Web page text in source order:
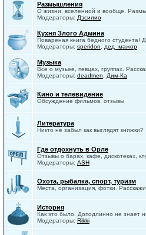
Размышления
О жизни, вселенной и вообще.
Модераторы: Дэсилио
Кухня Злого Админа
Повареная книга бедного студента!
Модераторы: speridon дед_мажор
Музыка
Все о музыке, певцах, группах.
Модераторы: deadmen Дим-Ка
Кино и телевидение
Обсуждение фильмов, отзывы
Литература
Никто не забыл как выглядят книжки?
Где отдохнуть в Орле
Отзывы о барах, кафе, дискотеках,
Модераторы: ASH
Охота, рыбалка, спорт, туризм
Места, организация, фотки.
История
Как это было. Доподлинно не знает
Модераторы: Rikki